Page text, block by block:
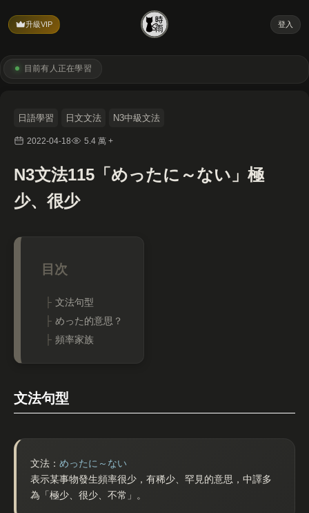
升級VIP 登入
目前有 人正在學習
日語學習 日文文法 N3中級文法
2022-04-18 5.4 萬 +
N3文法115「めったに～ない」極
少、很少
文法句型
めった的意思？
頻率家族
文法句型
文法： めったに～ない
表示某事物發生頻率很少，有稀少、罕見的意思，中譯多
為「極少、很少、不常」。